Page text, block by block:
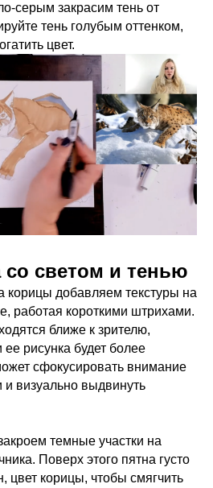
серым закрасим тень от
тень голубым оттенком,
цвет.
со светом и тенью
корицы добавляем текстуры на
работая короткими штрихами.
ближе к зрителю,
рисунка будет более
сфокусировать внимание
и визуально выдвинуть
темные участки на
Поверх этого пятна густо
цвет корицы, чтобы смягчить